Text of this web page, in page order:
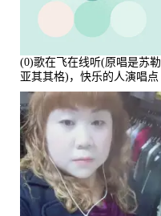
(0)歌在飞在线听(原唱是苏勒
亚其其格)，快乐的人演唱点
播:36次